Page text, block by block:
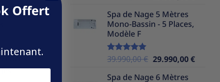
la
initial
était :
Spa de Nage 5 Mètres
Mono-Bassin - 5 Places,
Modèle F
Note5.00
39.990,00€ Le
initial
29.990,00€Le
Spa de Nage 6 Mètres
Offert